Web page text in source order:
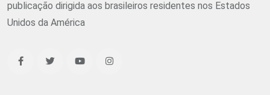
publicação dirigida aos brasileiros residentes nos Estados
Unidos da América